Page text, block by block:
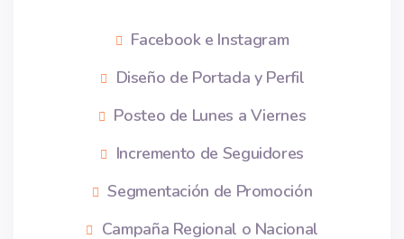
Facebook e Instagram
Diseño de Portada y Perfil
Posteo de Lunes a Viernes
Incremento de Seguidores
Segmentación de Promoción
Campaña Regional o Nacional